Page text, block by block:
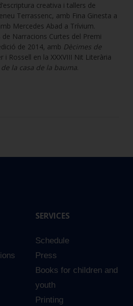
creativa i tallers de
Terrassenc, amb Fina Ginesta a
Mercedes Abad a Trívium.
de Narracions Curtes del Premi
de 2014, amb Dècimes de
i Rossell en la XXXVIII Nit Literària
de la casa de la bauma.
SERVICES
Schedule
Press
Books for children and
youth
Printing